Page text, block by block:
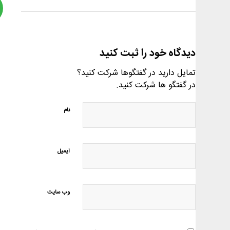
دیدگاه خود را ثبت کنید
تمایل دارید در گفتگوها شرکت کنید؟
در گفتگو ها شرکت کنید.
نام
ایمیل
وب‌ سایت